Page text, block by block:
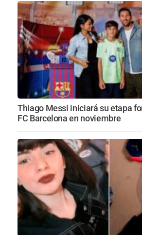
Thiago Messi iniciará su etapa
FC Barcelona en noviembre